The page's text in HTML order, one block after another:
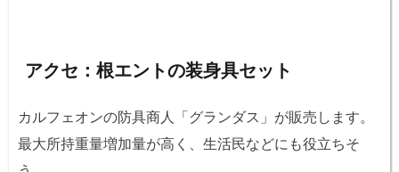
アクセ：根エントの装身具セット
カルフェオンの防具商人「グランダス」が販売します。
最大所持重量増加量が高く、生活民などにも役立ちそ